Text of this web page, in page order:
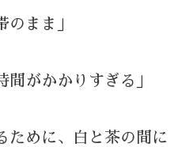
のまま」
間がかかりすぎる」
ために、白と茶の間に